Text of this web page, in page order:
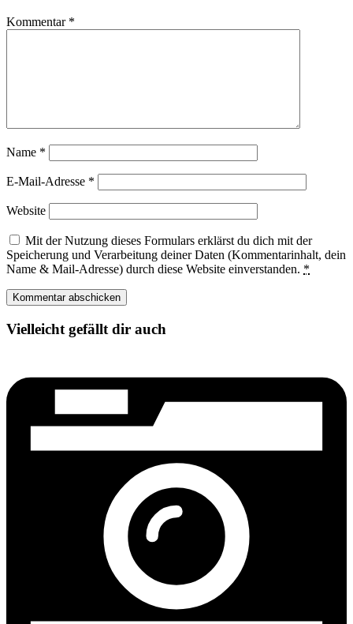
Kommentar *
Name *
E-Mail-Adresse *
Website
Mit der Nutzung dieses Formulars erklärst du dich mit der
Speicherung und Verarbeitung deiner Daten (Kommentarinhalt, dein
Name & Mail-Adresse) durch diese Website einverstanden. *
Vielleicht gefällt dir auch